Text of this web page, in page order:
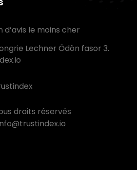
d’avis le moins cher
Lechner Ödön fasor 3.
droits réservés